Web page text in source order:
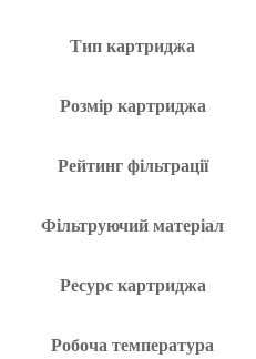
Тип картриджа
Розмір картриджа
Рейтинг фільтрації
Фільтруючий матеріал
Ресурс картриджа
Робоча температура